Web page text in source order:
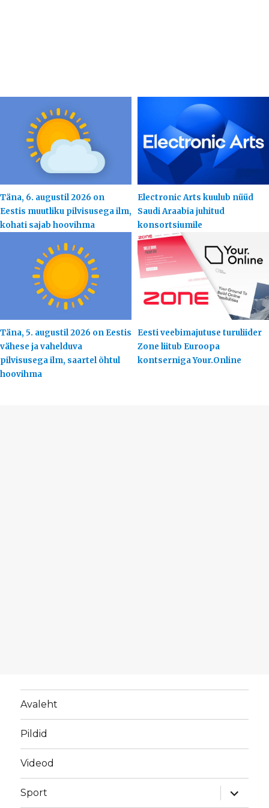
Täna, 6. augustil 2026 on
Eestis muutliku pilvisusega ilm,
kohati sajab hoovihma
Electronic Arts kuulub nüüd
Saudi Araabia juhitud
konsortsiumile
Täna, 5. augustil 2026 on Eestis
vähese ja vahelduva
pilvisusega ilm, saartel õhtul
hoovihma
Eesti veebimajutuse turuliider
Zone liitub Euroopa
kontserniga Your.Online
Avaleht
Pildid
Videod
Sport
laienda